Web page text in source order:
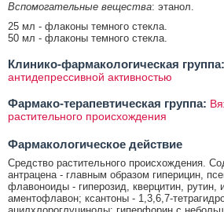
Вспомогательные вещества: этанол.
25 мл - флаконы темного стекла.
50 мл - флаконы темного стекла.
Клинико-фармакологическая группа:
антидепрессивной активностью
Фармако-терапевтическая группа:
растительного происхождения
Фармакологическое действие
Средство растительного происхождения.
антрацена - главным образом гиперицин,
флавоноиды - гиперозид, кверцитин, рутин,
аментофлавон; ксантоны - 1,3,6,7-